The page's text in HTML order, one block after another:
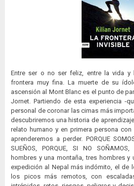
Entre ser o no ser feliz, entre la vida y
frontera muy fina. La muerte de su
ascensión al Mont Blanc es el punto de
Jornet. Partiendo de esta experiencia -
personal de coronar las cimas más
descubriremos una historia de
relato humano y en primera persona
aprenderemos a perder. PORQUE
SUEÑOS, PORQUE, SI NO SOÑAMOS,
hombres y una montaña, tres hombres y
expedición al Nepal más indómito, el de
los picos más remotos, con